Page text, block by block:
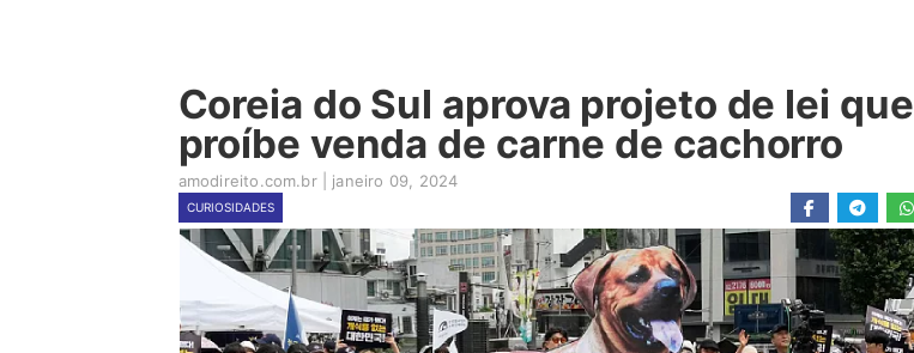
Coreia do Sul aprova projeto de lei que
proíbe venda de carne de cachorro
amodireito.com.br janeiro 09, 2024
CURIOSIDADES